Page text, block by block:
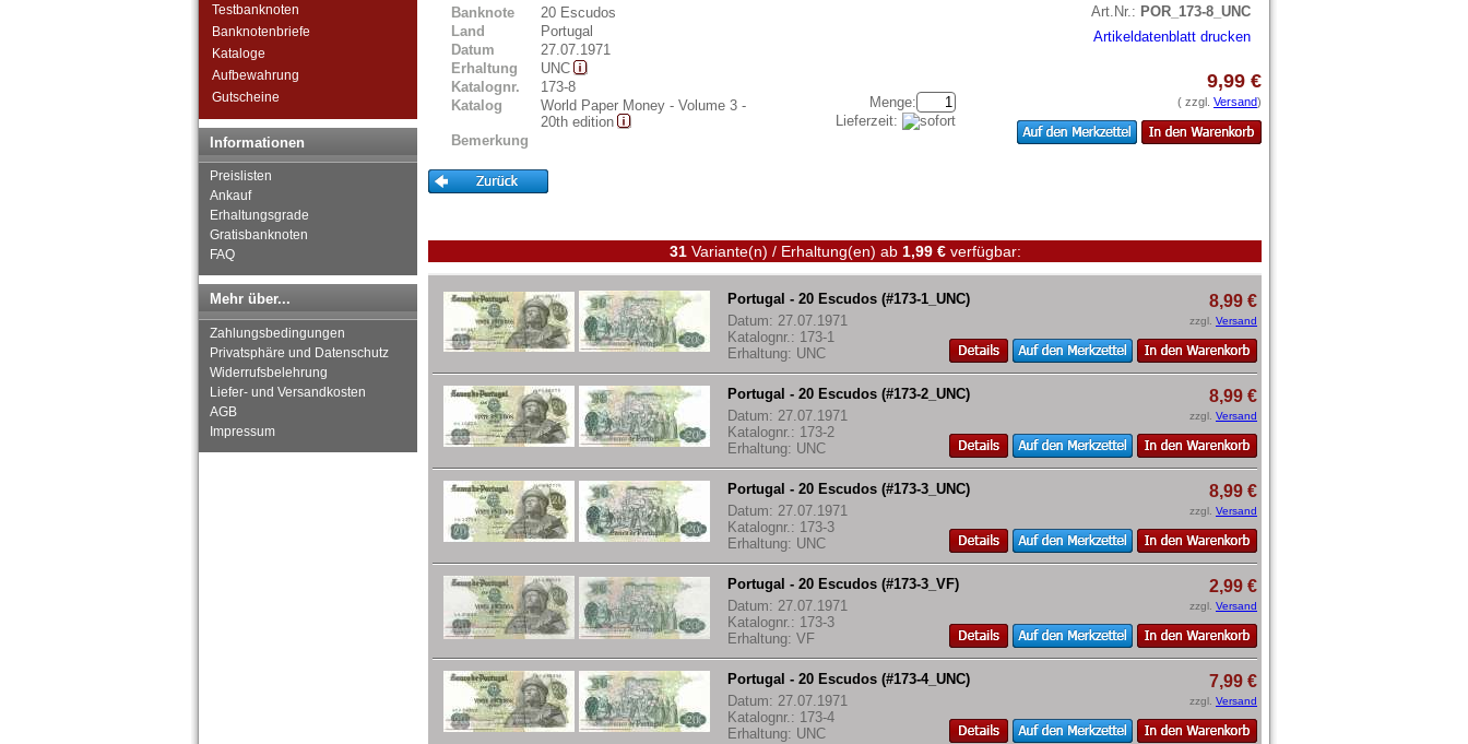
Schweiz
Slowenien
Spanien
Spitzbergen
Tatarstan
Transnistrien
Tschechische Republik
Tschechoslowakei
Türkei
Ukraine
Ungarn
Vatikan
Weissrussland
Zypern
Testbanknoten
Banknotenbriefe
Kataloge
Aufbewahrung
Gutscheine
Informationen
Preislisten
Ankauf
Erhaltungsgrade
Gratisbanknoten
FAQ
Mehr über...
Zahlungsbedingungen
Privatsphäre und Datenschutz
Widerrufsbelehrung
Liefer- und Versandkosten
AGB
Impressum
Banknote
20 Escudos
Land
Portugal
Datum
27.07.1971
Erhaltung
UNC
Katalognr.
173-8
Katalog
World Paper Money - Volume 3 -
20th edition
Bemerkung
Art.Nr.: POR_173-8_UNC
Artikeldatenblatt drucken
Menge:
Lieferzeit:
9,99 €
( zzgl. Versand)
31Variante(n) / Erhaltung(en) ab 1,99 €verfügbar:
Portugal - 20 Escudos (#173-1_UNC)
Datum: 27.07.1971
Katalognr.: 173-1
Erhaltung: UNC
8,99 €
zzgl. Versand
Portugal - 20 Escudos (#173-2_UNC)
Datum: 27.07.1971
Katalognr.: 173-2
Erhaltung: UNC
8,99 €
zzgl. Versand
Portugal - 20 Escudos (#173-3_UNC)
Datum: 27.07.1971
Katalognr.: 173-3
Erhaltung: UNC
8,99 €
zzgl. Versand
Portugal - 20 Escudos (#173-3_VF)
Datum: 27.07.1971
Katalognr.: 173-3
Erhaltung: VF
2,99 €
zzgl. Versand
Portugal - 20 Escudos (#173-4_UNC)
Datum: 27.07.1971
Katalognr.: 173-4
Erhaltung: UNC
7,99 €
zzgl. Versand